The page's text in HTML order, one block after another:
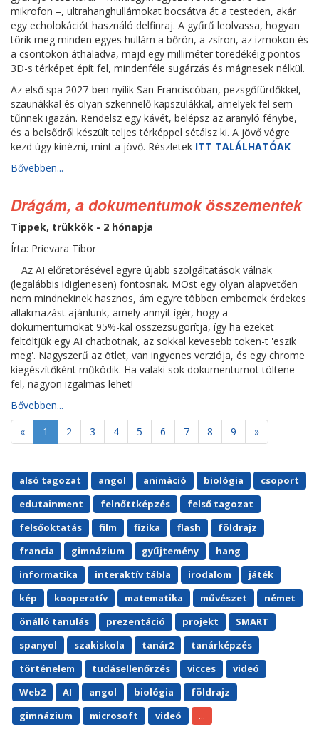
mikrofon –, ultrahanghullámokat bocsátva át a testeden, akár
egy echolokációt használó delfinraj. A gyűrű leolvassa, hogyan
törik meg minden egyes hullám a bőrön, a zsíron, az izmokon és
a csontokon áthaladva, majd egy milliméter töredékéig pontos
3D-s térképet épít fel, mindenféle sugárzás és mágnesek nélkül.
Az első spa 2027-ben nyílik San Franciscóban, pezsgőfürdőkkel,
szaunákkal és olyan szkennelő kapszulákkal, amelyek fel sem
tűnnek igazán. Rendelsz egy kávét, belépsz az aranyló fénybe,
és a belsődről készült teljes térképpel sétálsz ki. A jövő végre
kezd úgy kinézni, mint a jövő. Részletek ITT TALÁLHATÓAK
Bővebben...
Drágám, a dokumentumok összementek
Tippek, trükkök - 2 hónapja
Írta: Prievara Tibor
Az AI előretörésével egyre újabb szolgáltatások válnak
(legalábbis idiglenesen) fontosnak. MOst egy olyan alapvetően
nem mindnekinek hasznos, ám egyre többen embernek érdekes
allakmazást ajánlunk, amely annyit ígér, hogy a
dokumentumokat 95%-kal összezsugorítja, így ha ezeket
feltöltjük egy AI chatbotnak, az sokkal kevesebb token-t 'eszik
meg'. Nagyszerű az ötlet, van ingyenes verziója, és egy chrome
kiegészítőként működik. Ha valaki sok dokumentumot töltene
fel, nagyon izgalmas lehet!
Bővebben...
«
1 2 3 4 5 6 7 8 9 »
alsó tagozat angol animáció biológia
csoport
edutainment
felnőttképzés
felső tagozat
felsőoktatás
film fizika flash
földrajz
francia
gimnázium gyűjtemény
hang
informatika
interaktív tábla irodalom
játék
kép
kooperatív matematika művészet
német
önálló tanulás
prezentáció projekt
SMART
spanyol
szakiskola tanár2
tanárképzés
történelem
tudásellenőrzés vicces
videó
Web2
AI angol biológia
földrajz
gimnázium
microsoft videó ...